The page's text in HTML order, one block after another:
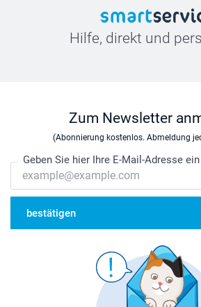
Hilfe, direkt und
Zum Newsletter
(Abonnierung kostenlos. Abmeldung
Geben Sie hier Ihre E-Mail-Adresse ein
bestätigen